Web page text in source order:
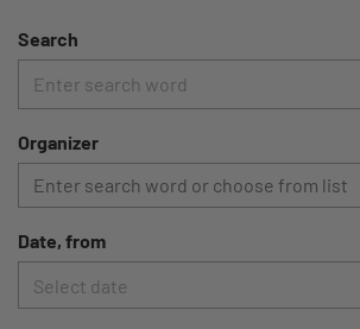
Search
Organizer
Enter search word or choose from list
Date, from